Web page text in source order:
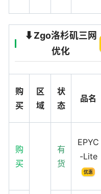
⬇️Zgo洛杉矶三网
优化
购
买
区
域
状
态
品名
购
买
有
货
EPYC
-Lite
优惠